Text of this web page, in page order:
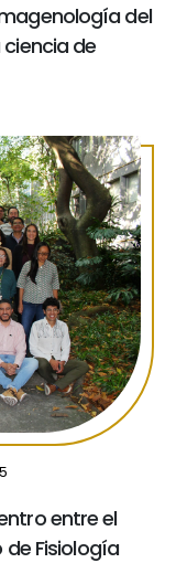
del
ciencia de
entre el
Fisiología